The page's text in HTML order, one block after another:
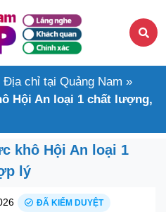
Địa chỉ tại Quảng Nam »
Hội An loại 1 chất lượng,
khô Hội An loại 1
lý
ĐÃ KIỂM DUYỆT